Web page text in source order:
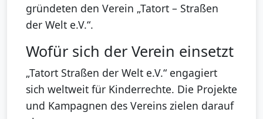
gründeten den Verein „Tatort – Straßen
der Welt e.V.“.
Wofür sich der Verein einsetzt
„Tatort Straßen der Welt e.V.“ engagiert
sich weltweit für Kinderrechte. Die Projekte
und Kampagnen des Vereins zielen darauf